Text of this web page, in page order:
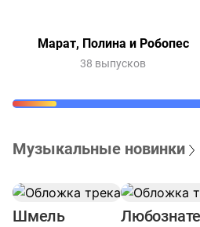
Марат, Полина и Робопес
38 выпусков
Музыкальные новинки
Шмель